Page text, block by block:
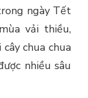
ngày Tết
vải thiều,
chua chua
nhiều sâu